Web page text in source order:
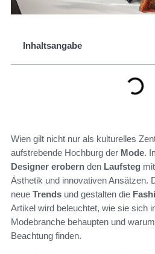
Inhaltsangabe
Wien gilt nicht nur als kulturelles
aufstrebende Hochburg der Mode.
Designer erobern den Laufsteg
Ästhetik und innovativen Ansätzen.
neue Trends und gestalten die
Artikel wird beleuchtet, wie sie sich
Modebranche behaupten und
Beachtung finden.